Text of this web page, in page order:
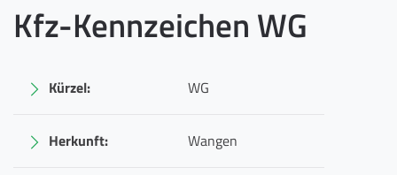
Kfz-Kennzeichen WG
Kürzel: WG
Herkunft: Wangen